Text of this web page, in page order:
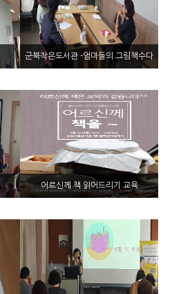
군북작은도서관 -엄마들의 그림책수다
어르신께 책 읽어드리기 교육